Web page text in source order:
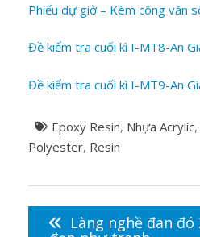
Phiếu dự giờ – Kèm công văn
Đề kiểm tra cuối kì I-MT8-An
Đề kiểm tra cuối kì I-MT9-An
Epoxy Resin, Nhựa Acrylic,
Polyester, Resin
hướngLàng nghề đan